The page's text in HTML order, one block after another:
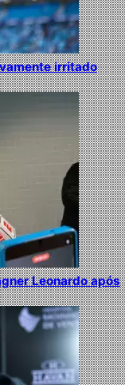
irritado
Leonardo após